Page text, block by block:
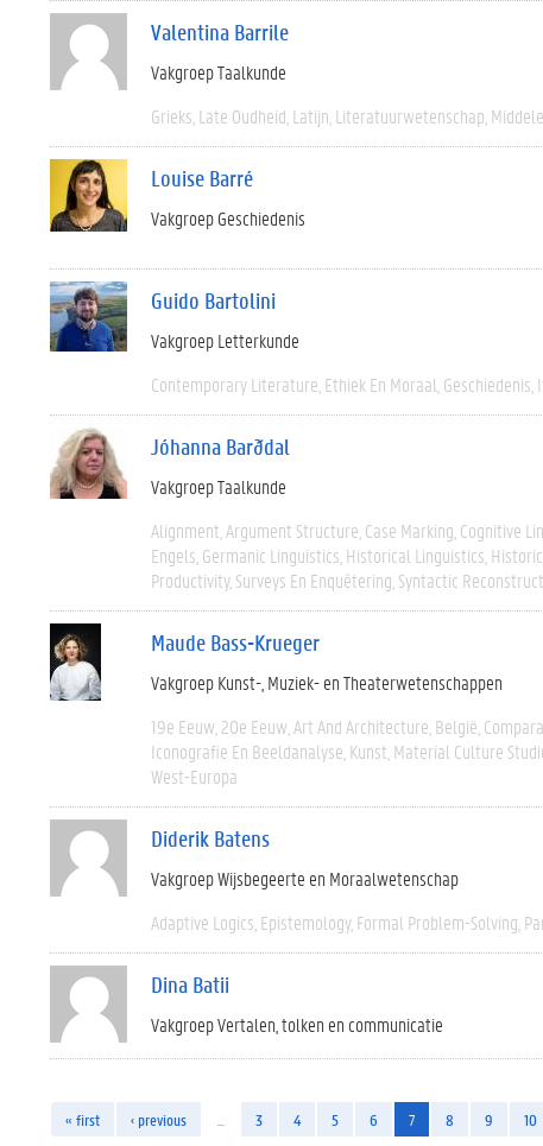
Valentina Barrile
Vakgroep Taalkunde
Grieks Late Oudheid Latijn Literatuurwetenschap
Louise Barré
Vakgroep Geschiedenis
Guido Bartolini
Vakgroep Letterkunde
Contemporary Literature Ethiek En Moraal Geschiedenis
Jóhanna Barðdal
Vakgroep Taalkunde
Alignment Argument Structure Case Marking Cognitive
Engels Germanic Linguistics Historical Linguistics
Productivity Surveys En Enquêtering Syntactic
Maude Bass-Krueger
Vakgroep Kunst-, Muziek- en Theaterwetenschappen
19e Eeuw 20e Eeuw Art And Architecture België
Iconografie En Beeldanalyse Kunst Material Culture
West-Europa
Diderik Batens
Vakgroep Wijsbegeerte en Moraalwetenschap
Adaptive Logics Epistemology Formal Problem-Solving
Dina Batii
Vakgroep Vertalen, tolken en communicatie
« first ‹ previous 3 4 5 6 7 8 9 10